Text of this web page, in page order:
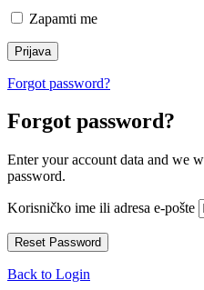
Zapamti me
Forgot password?
Forgot password?
Enter your account data and we
password.
Korisničko ime ili adresa e-pošte
Back to Login